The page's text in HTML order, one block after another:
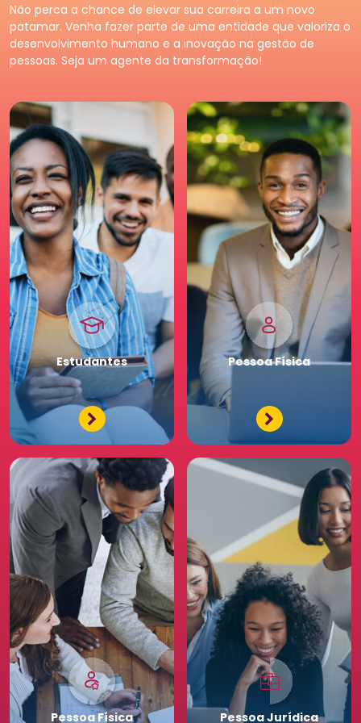
Não perca a chance de elevar sua carreira a um novo
patamar. Venha fazer parte de uma entidade que valoriza o
desenvolvimento humano e a inovação na gestão de
pessoas. Seja um agente da transformação!
Estudantes PessoaFísica
Tenha acessos exclusivos
e diferenciados da maior
comunidade de Recursos
Humanos. Conheça os
para a sua carreira.
PessoaFísica
Fortaleça o seu negócio e
faça parte da maior
comunidade de Recursos
Humanos. Conheças os
PessoaJurídica
PessoaJurídica
Premium
Tenha acessos exclusivos
e diferenciados da maior
comunidade de Recursos
Humanos. Conheça os
benefícios diferenciados
para a sua equipe. Saia
na frente para o seu
negócio.